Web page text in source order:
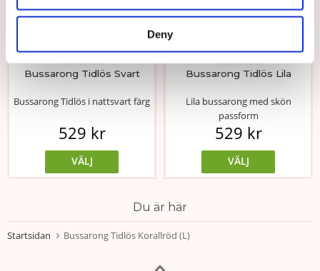
Deny
Bussarong Tidlös Svart
★★★★★
Bussarong Tidlös i nattsvart färg
529 kr
VÄLJ
Bussarong Tidlös Lila
★★★★★
Lila bussarong med skön
passform
529 kr
VÄLJ
Du är här
Startsidan Bussarong Tidlös Korallröd (L)